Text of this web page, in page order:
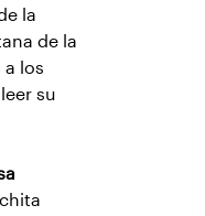
la
de la
a los
su